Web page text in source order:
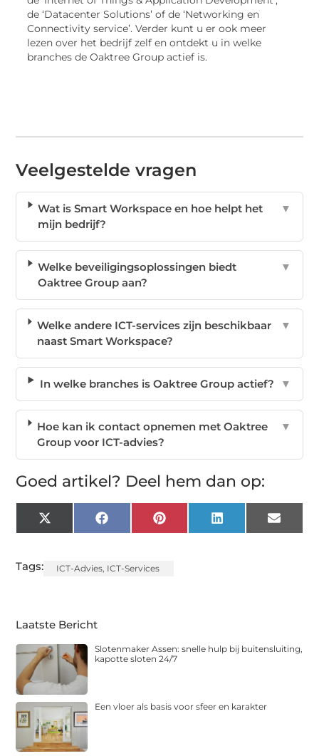
de ‘Datacenter Solutions’ of de ‘Networking en
Connectivity service’. Verder kunt u er ook meer
lezen over het bedrijf zelf en ontdekt u in welke
branches de Oaktree Group actief is.
Veelgestelde vragen
Wat is Smart Workspace en hoe helpt het
mijn bedrijf?
▼
Welke beveiligingsoplossingen biedt
Oaktree Group aan?
▼
Welke andere ICT-services zijn beschikbaar
naast Smart Workspace?
▼
In welke branches is Oaktree Group actief? ▼
Hoe kan ik contact opnemen met Oaktree
Group voor ICT-advies?
▼
Goed artikel? Deel hem dan op:
X
(Twitter)
FacebookPinterest LinkedIn Email
Tags: ICT-Advies, ICT-Services
Laatste Bericht
Slotenmaker Assen: snelle hulp bij buitensluiting,
kapotte sloten 24/7
Een vloer als basis voor sfeer en karakter